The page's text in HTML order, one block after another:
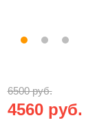
6500 руб.
4560 руб.